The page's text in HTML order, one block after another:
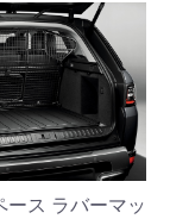
ース ラバーマッ